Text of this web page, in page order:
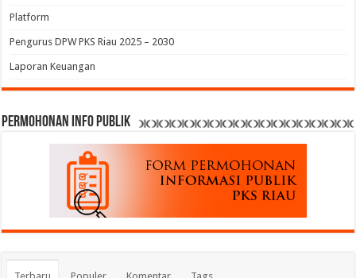
Platform
Pengurus DPW PKS Riau 2025 – 2030
Laporan Keuangan
permohonan Info Publik